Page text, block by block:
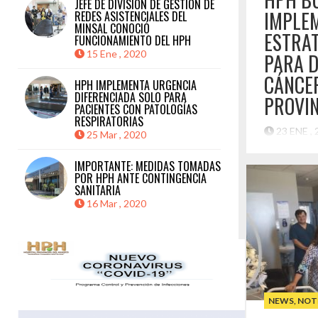
PARA
23 ENE ,
funciona
Oral que
Huasco
Patricio
programa a
establecer
NEWS
JEFE DE DIVISIÓN DE GESTIÓN DE
REDES ASISTENCIALES DEL
MINSAL CONOCIÓ
FUNCIONAMIENTO DEL HPH
15 Ene , 2020
HPH IMPLEMENTA URGENCIA
DIFERENCIADA SOLO PARA
PACIENTES CON PATOLOGÍAS
RESPIRATORIAS
25 Mar , 2020
IMPORTANTE: MEDIDAS TOMADAS
POR HPH ANTE CONTINGENCIA
SANITARIA
16 Mar , 2020